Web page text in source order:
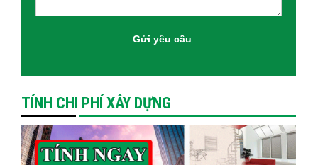
TÍNH CHI PHÍ XÂY DỰNG